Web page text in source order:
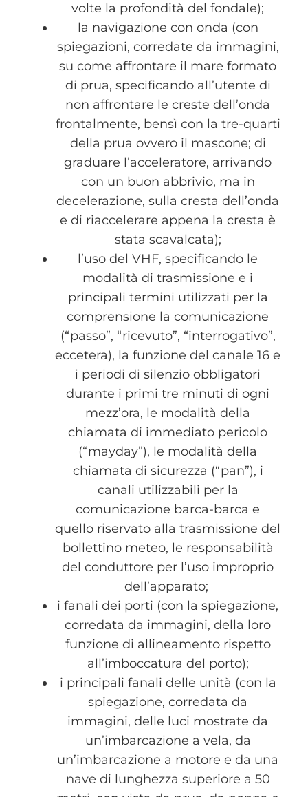
volte la profondità del fondale);
la navigazione con onda (con
spiegazioni, corredate da immagini,
su come affrontare il mare formato
di prua, specificando all’utente di
non affrontare le creste dell’onda
frontalmente, bensì con la tre-quarti
della prua ovvero il mascone; di
graduare l’acceleratore, arrivando
con un buon abbrivio, ma in
decelerazione, sulla cresta dell’onda
e di riaccelerare appena la cresta è
stata scavalcata);
l’uso del VHF, specificando le
modalità di trasmissione e i
principali termini utilizzati per la
comprensione la comunicazione
(“passo”, “ricevuto”, “interrogativo”,
eccetera), la funzione del canale 16 e
i periodi di silenzio obbligatori
durante i primi tre minuti di ogni
mezz’ora, le modalità della
chiamata di immediato pericolo
(“mayday”), le modalità della
chiamata di sicurezza (“pan”), i
canali utilizzabili per la
comunicazione barca-barca e
quello riservato alla trasmissione del
bollettino meteo, le responsabilità
del conduttore per l’uso improprio
dell’apparato;
i fanali dei porti (con la spiegazione,
corredata da immagini, della loro
funzione di allineamento rispetto
all’imboccatura del porto);
i principali fanali delle unità (con la
spiegazione, corredata da
immagini, delle luci mostrate da
un’imbarcazione a vela, da
un’imbarcazione a motore e da una
nave di lunghezza superiore a 50